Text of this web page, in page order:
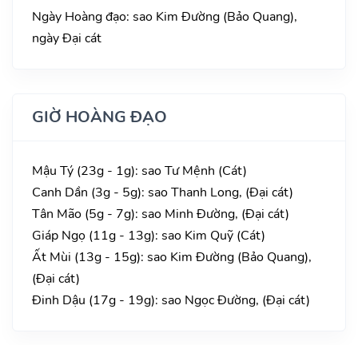
Ngày Hoàng đạo: sao Kim Đường (Bảo Quang),
ngày Đại cát
GIỜ HOÀNG ĐẠO
Mậu Tý (23g - 1g): sao Tư Mệnh (Cát)
Canh Dần (3g - 5g): sao Thanh Long, (Đại cát)
Tân Mão (5g - 7g): sao Minh Đường, (Đại cát)
Giáp Ngọ (11g - 13g): sao Kim Quỹ (Cát)
Ất Mùi (13g - 15g): sao Kim Đường (Bảo Quang),
(Đại cát)
Đinh Dậu (17g - 19g): sao Ngọc Đường, (Đại cát)